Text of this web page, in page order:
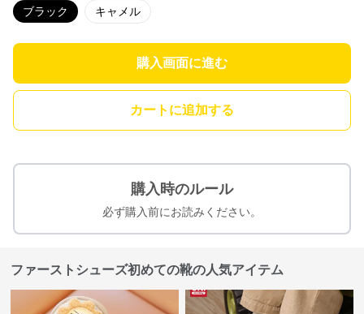
ブラック キャメル
購入画面に進む
カートに追加する
購入時のルール
必ず購入前にお読みください。
ファーストシューズ初めての靴の人気アイテム